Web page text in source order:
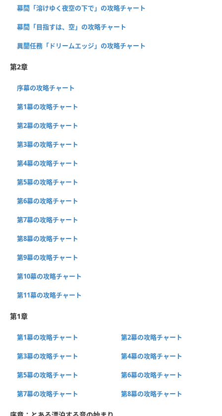
幕間「溶けゆく夜空の下で」の攻略チャート
幕間「目指すは、空」の攻略チャート
異聞任務「ドリームエッジ」の攻略チャート
第2章
序幕の攻略チャート
第1幕の攻略チャート
第2幕の攻略チャート
第3幕の攻略チャート
第4幕の攻略チャート
第5幕の攻略チャート
第6幕の攻略チャート
第7幕の攻略チャート
第8幕の攻略チャート
第9幕の攻略チャート
第10幕の攻略チャート
第11幕の攻略チャート
第1章
第1幕の攻略チャート 第2幕の攻略チャート
第3幕の攻略チャート 第4幕の攻略チャート
第5幕の攻略チャート 第6幕の攻略チャート
第7幕の攻略チャート 第8幕の攻略チャート